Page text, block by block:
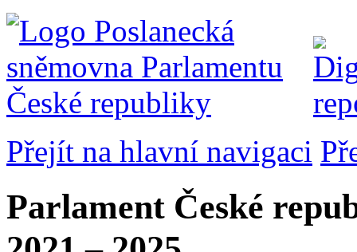
Přejít na hlavní navigaci
Parlament České